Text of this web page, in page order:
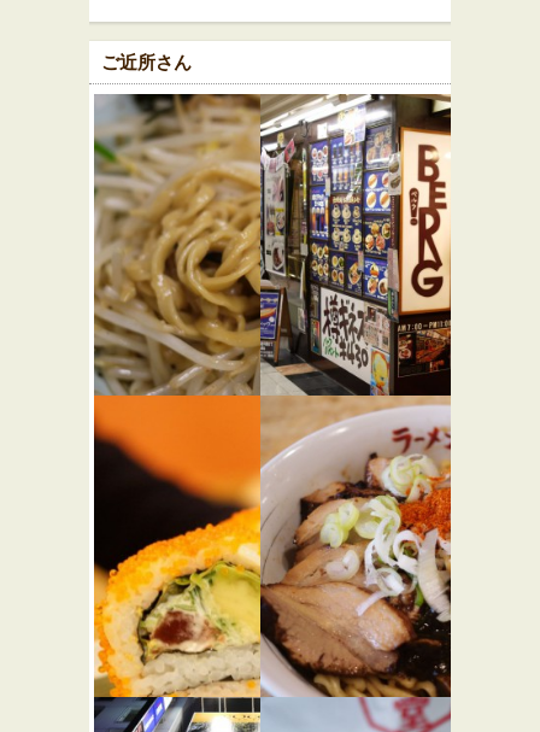
ご近所さん
野郎ラーメ
ン 西武新
宿駅前店
らーめん屋
ビア＆カ
フェ
BERG ★☆☆
カフェ・喫茶店
バー・居酒屋